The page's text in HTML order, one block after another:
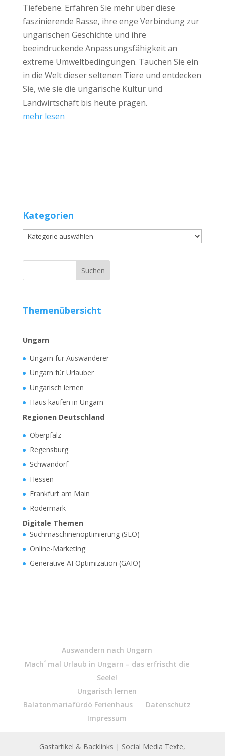
Tiefebene. Erfahren Sie mehr über diese
faszinierende Rasse, ihre enge Verbindung zur
ungarischen Geschichte und ihre
beeindruckende Anpassungsfähigkeit an
extreme Umweltbedingungen. Tauchen Sie ein
in die Welt dieser seltenen Tiere und entdecken
Sie, wie sie die ungarische Kultur und
Landwirtschaft bis heute prägen.
mehr lesen
Kategorien
Kategorien
Themenübersicht
Ungarn
Ungarn für Auswanderer
Ungarn für Urlauber
Ungarisch lernen
Haus kaufen in Ungarn
Regionen Deutschland
Oberpfalz
Regensburg
Schwandorf
Hessen
Frankfurt am Main
Rödermark
Digitale Themen
Suchmaschinenoptimierung (SEO)
Online-Marketing
Generative AI Optimization (GAIO)
Auswandern nach Ungarn
Mach´ mal Urlaub in Ungarn – das erfrischt die
Seele!
Ungarisch lernen
Balatonmariafürdö Ferienhaus
Datenschutz
Impressum
Gastartikel & Backlinks | Social Media Texte,